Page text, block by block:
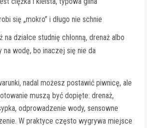
się „mokro” i długo nie schnie
na działce studnię chłonną, drenaż albo
na wodę, bo inaczej się nie da
nadal możesz postawić piwnicę, ale
muszą być dopięte: drenaż,
odprowadzenie wody, sensowne
W praktyce często wygrywa miejsce